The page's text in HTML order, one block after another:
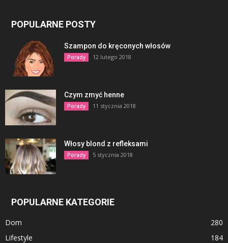
POPULARNE POSTY
Szampon do kręconych włosów
Porady 12 lutego 2018
Czym zmyć henne
Porady 11 stycznia 2018
Włosy blond z refleksami
Porady 5 stycznia 2018
POPULARNE KATEGORIE
Dom
280
Lifestyle
184